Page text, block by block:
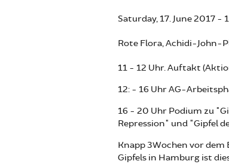
Saturday, 17. June 2017 -
Rote Flora, Achidi-John-
11 - 12 Uhr. Auftakt
12: - 16 Uhr AG-
16 - 20 Uhr Podium zu
Repression" und "Gipfel
Knapp 3 Wochen vor
Gipfels in Hamburg ist